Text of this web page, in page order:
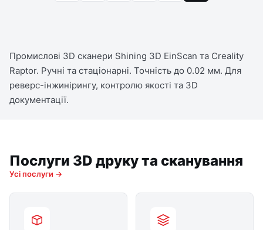
Промислові 3D сканери Shining 3D EinScan та Creality
Raptor. Ручні та стаціонарні. Точність до 0.02 мм. Для
реверс-інжинірингу, контролю якості та 3D
документації.
Послуги 3D друку та сканування
Усі послуги →